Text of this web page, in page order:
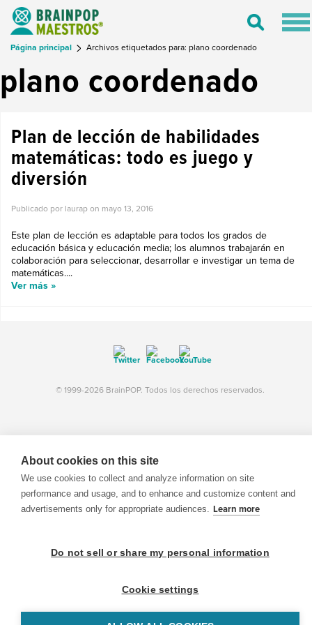
Toggle
Página principal Archivos etiquetados para: plano coordenado
plano coordenado
Plan de lección de habilidades
matemáticas: todo es juego y
diversión
Publicado por laurap on mayo 13, 2016
Este plan de lección es adaptable para todos los grados de
educación básica y educación media; los alumnos trabajarán en
colaboración para seleccionar, desarrollar e investigar un tema de
matemáticas....
Ver más »
© 1999-2026 BrainPOP. Todos los derechos reservados.
About cookies on this site
We use cookies to collect and analyze information on site
performance and usage, and to enhance and customize content and
advertisements only for appropriate audiences. Learn more
Do not sell or share my personal information
Cookie settings